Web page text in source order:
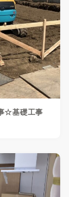
☆基礎工事